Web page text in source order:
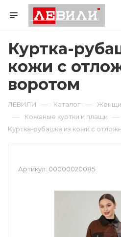
Куртка-
кожи с
воротом
ЛЕВИЛИ — Каталог —
— Кожаные куртки и плащи —
Куртка-рубашка из кожи с
Артикул: 00000020085